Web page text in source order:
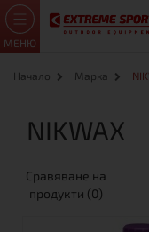
МЕНЮ
Начало Марка
NIKWAX
Сравяване на
продукти (0)